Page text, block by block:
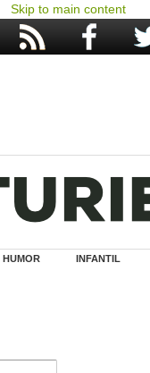
Skip to main content
HUMOR INFANTIL